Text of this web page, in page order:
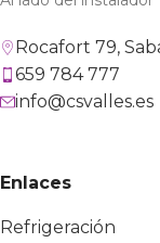
Rocafort 79,
659 784 777
info@csvalles.es
Enlaces
Refrigeración